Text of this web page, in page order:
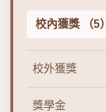
校內獲獎 （5）
校外獲獎
獎學金